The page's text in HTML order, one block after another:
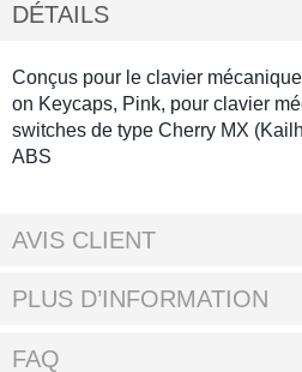
DÉTAILS
Conçus pour le clavier
on Keycaps, Pink, pour clavier
switches de type Cherry MX
ABS
AVIS CLIENT
PLUS D’INFORMATION
FAQ